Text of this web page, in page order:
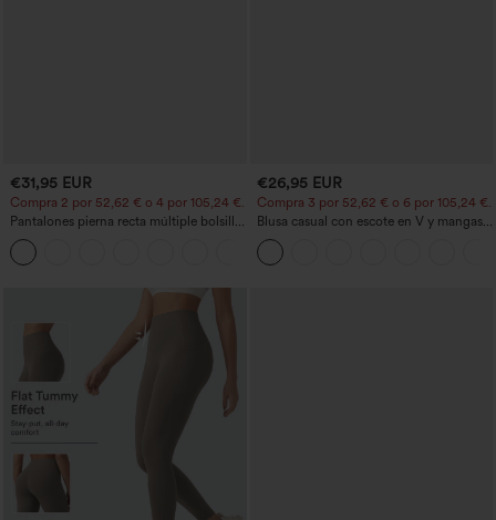
€31,95 EUR
Compra 2 por 52,62 € o 4 por 105,24 €.
Pantalones pierna recta múltiple bolsillo
botón tiro alto
€26,95 EUR
Compra 3 por 52,62 € o 6 por 105,24 €.
Blusa casual con escote en V y mangas
cortas abullonadas